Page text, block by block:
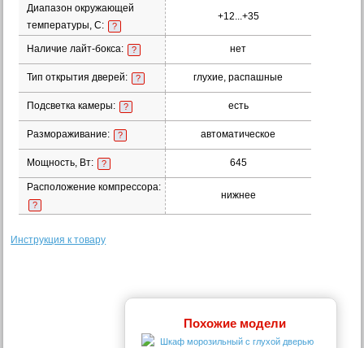
Диапазон окружающей
температуры, С:
?
+12...+35
Наличие лайт-бокса: ? нет
Тип открытия дверей: ? глухие, распашные
Подсветка камеры: ? есть
Размораживание: ? автоматическое
Мощность, Вт: ? 645
Расположение компрессора:
?
нижнее
Инструкция к товару
Похожие модели